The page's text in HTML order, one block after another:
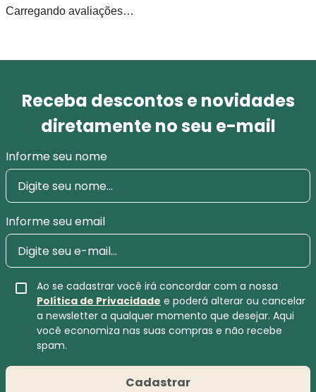
Carregando avaliações…
Receba descontos e novidades
diretamente no seu e-mail
Informe seu nome
Informe seu email
Ao se cadastrar você irá concordar com a nossa
Política de Privacidade e poderá alterar ou cancelar
a newsletter a qualquer momento que desejar. Aqui
você economiza nas suas compras e não recebe
spam.
Cadastrar